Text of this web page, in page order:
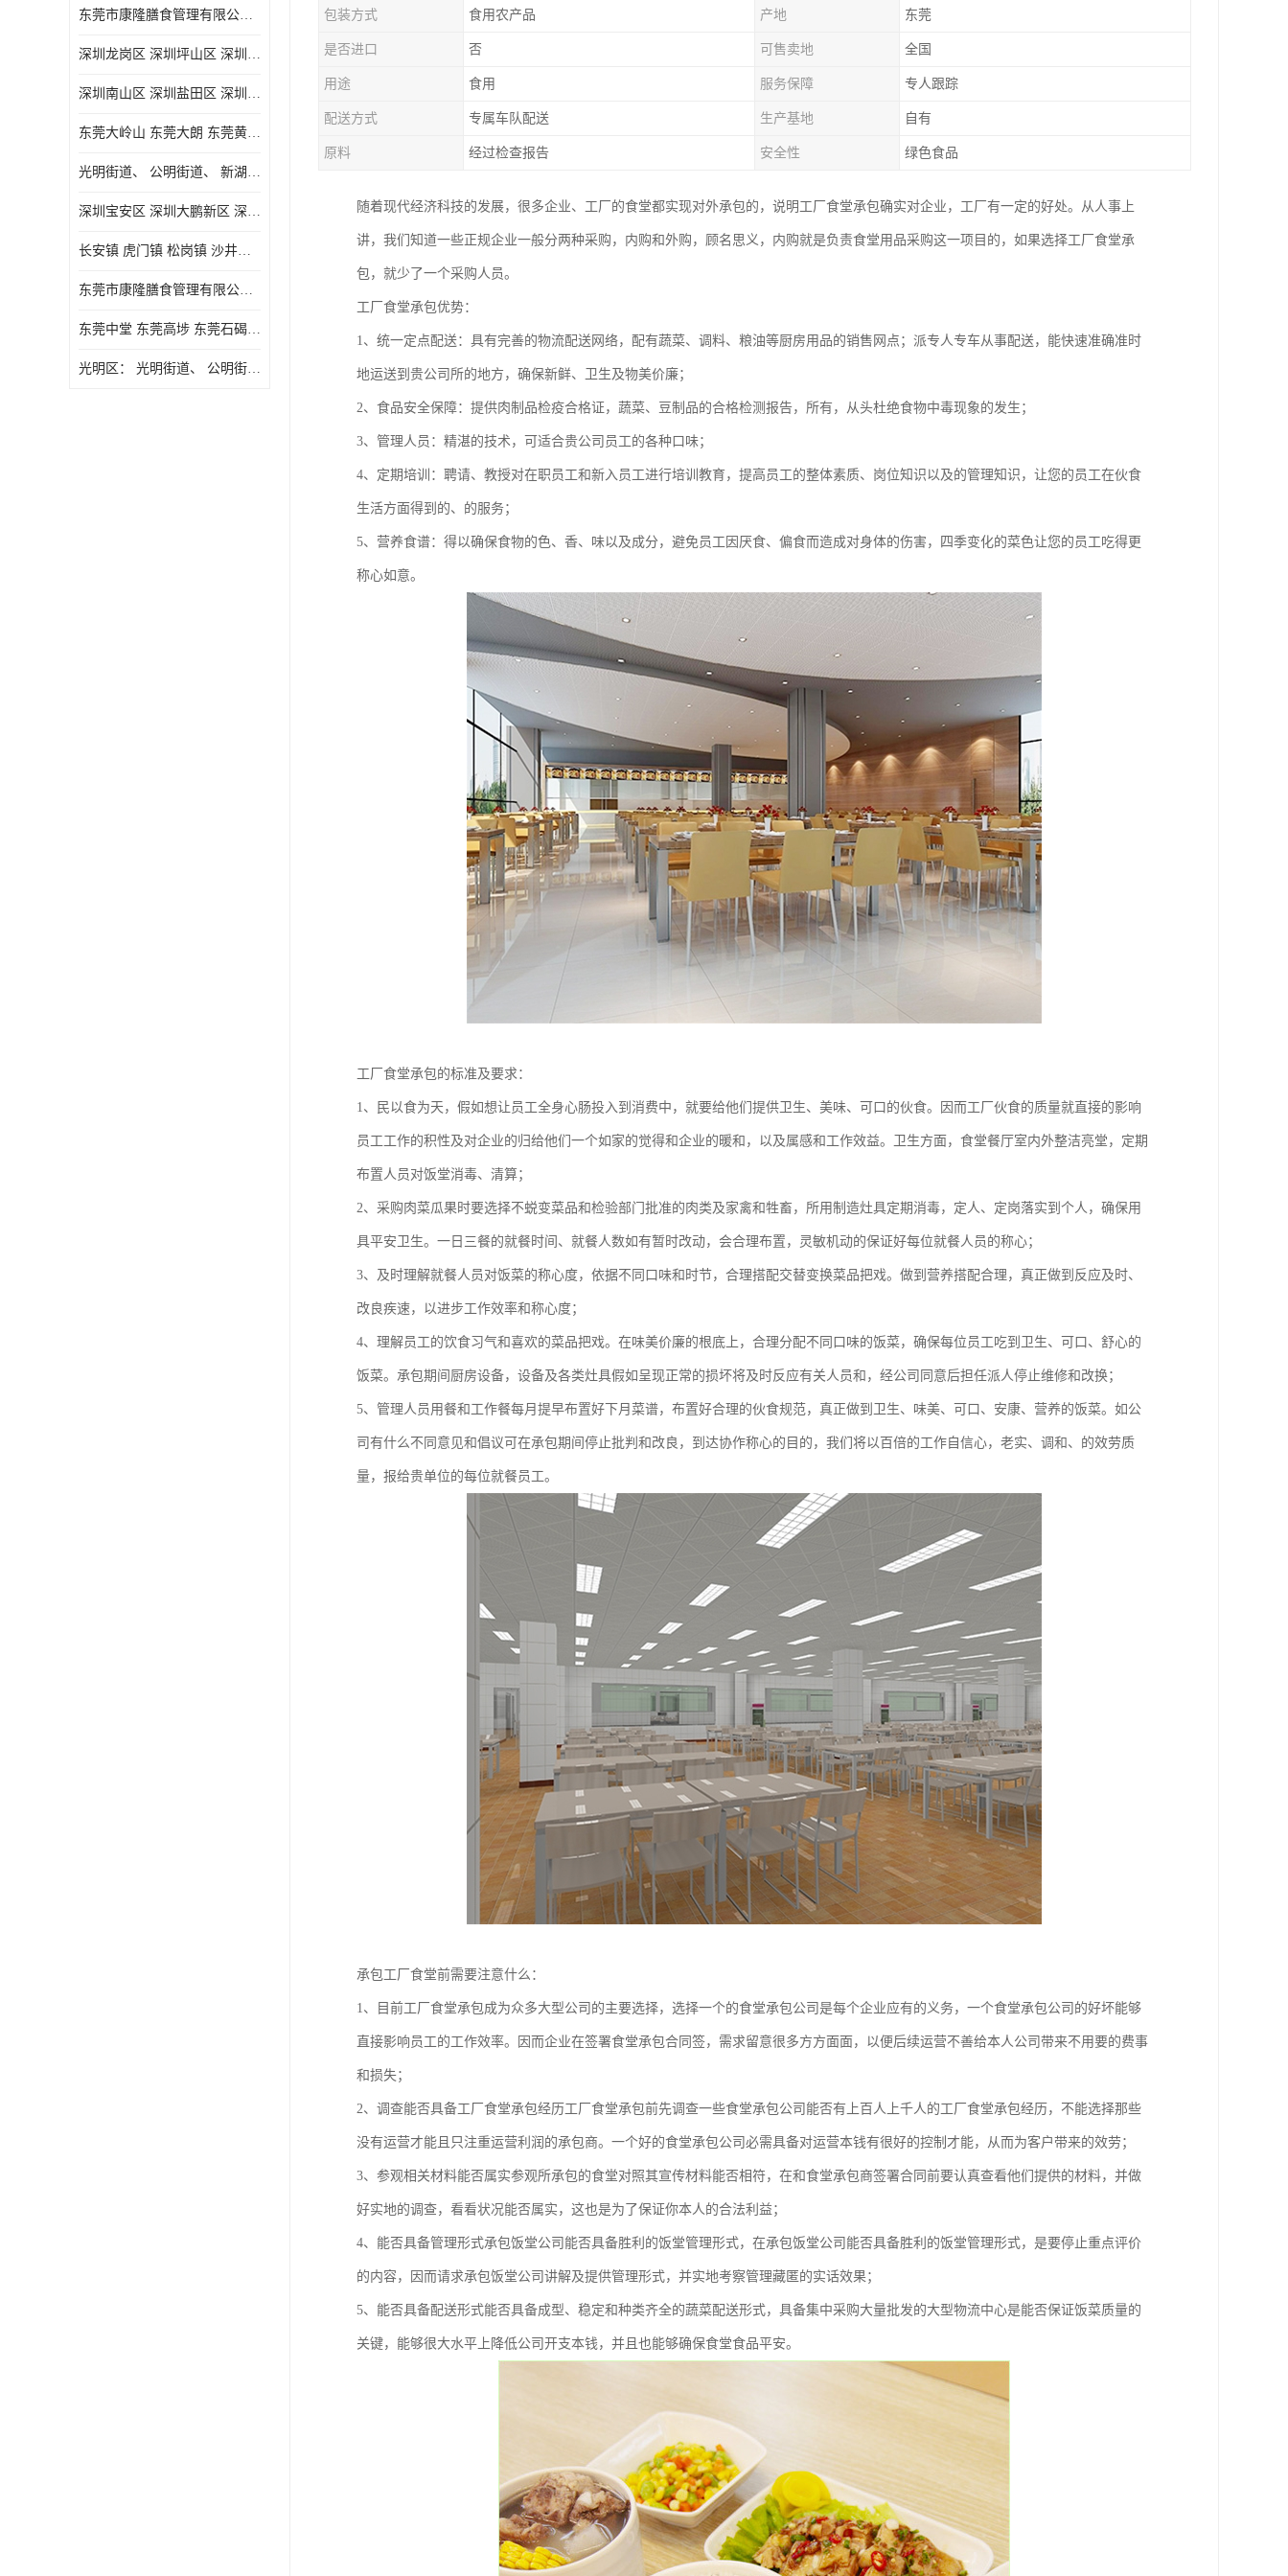
东莞市康隆膳食管理有限公司主要经营蔬菜配送 东莞食堂承包 光明蔬菜配送 深圳市食堂承包 深圳市蔬菜配送等业务 欢迎咨询了解
深圳龙岗区 深圳坪山区 深圳光明区 深圳龙华区
深圳南山区 深圳盐田区 深圳福田区 深圳罗湖区 深圳龙岗区
东莞大岭山 东莞大朗 东莞黄江 东莞樟木头 蔬菜配送
光明街道、 公明街道、 新湖街道、
深圳宝安区 深圳大鹏新区 深圳特别合作区
长安镇 虎门镇 松岗镇 沙井镇 公明镇 莞城街道 南城街道 东城街道 万江街道 石碣镇 石龙镇 茶山镇 石排镇 企石镇 横沥镇
东莞市康隆膳食管理有限公司 长安蔬菜配送 虎门蔬菜配送 大岭山蔬菜配送
东莞中堂 东莞高埗 东莞石碣 东莞望牛墩 东莞洪梅 东莞道滘 东莞石龙镇 东莞石排镇
光明区： 光明街道、 公明街道、 新湖街道、 凤凰街道、 玉塘街道、 马田街道
包装方式 食用农产品 产地 东莞
是否进口 否 可售卖地 全国
用途 食用 服务保障 专人跟踪
配送方式 专属车队配送 生产基地 自有
原料 经过检查报告 安全性 绿色食品
随着现代经济科技的发展，很多企业、工厂的食堂都实现对外承包的，说明工厂食堂承包确实对企业，工厂有一定的好处。从人事上
讲，我们知道一些正规企业一般分两种采购，内购和外购，顾名思义，内购就是负责食堂用品采购这一项目的，如果选择工厂食堂承
包，就少了一个采购人员。
工厂食堂承包优势：
1、统一定点配送：具有完善的物流配送网络，配有蔬菜、调料、粮油等厨房用品的销售网点；派专人专车从事配送，能快速准确准时
地运送到贵公司所的地方，确保新鲜、卫生及物美价廉；
2、食品安全保障：提供肉制品检疫合格证，蔬菜、豆制品的合格检测报告，所有，从头杜绝食物中毒现象的发生；
3、管理人员：精湛的技术，可适合贵公司员工的各种口味；
4、定期培训：聘请、教授对在职员工和新入员工进行培训教育，提高员工的整体素质、岗位知识以及的管理知识，让您的员工在伙食
生活方面得到的、的服务；
5、营养食谱：得以确保食物的色、香、味以及成分，避免员工因厌食、偏食而造成对身体的伤害，四季变化的菜色让您的员工吃得更
称心如意。
工厂食堂承包的标准及要求：
1、民以食为天，假如想让员工全身心肠投入到消费中，就要给他们提供卫生、美味、可口的伙食。因而工厂伙食的质量就直接的影响
员工工作的积性及对企业的归给他们一个如家的觉得和企业的暖和，以及属感和工作效益。卫生方面，食堂餐厅室内外整洁亮堂，定期
布置人员对饭堂消毒、清算；
2、采购肉菜瓜果时要选择不蜕变菜品和检验部门批准的肉类及家禽和牲畜，所用制造灶具定期消毒，定人、定岗落实到个人，确保用
具平安卫生。一日三餐的就餐时间、就餐人数如有暂时改动，会合理布置，灵敏机动的保证好每位就餐人员的称心；
3、及时理解就餐人员对饭菜的称心度，依据不同口味和时节，合理搭配交替变换菜品把戏。做到营养搭配合理，真正做到反应及时、
改良疾速，以进步工作效率和称心度；
4、理解员工的饮食习气和喜欢的菜品把戏。在味美价廉的根底上，合理分配不同口味的饭菜，确保每位员工吃到卫生、可口、舒心的
饭菜。承包期间厨房设备，设备及各类灶具假如呈现正常的损坏将及时反应有关人员和，经公司同意后担任派人停止维修和改换；
5、管理人员用餐和工作餐每月提早布置好下月菜谱，布置好合理的伙食规范，真正做到卫生、味美、可口、安康、营养的饭菜。如公
司有什么不同意见和倡议可在承包期间停止批判和改良，到达协作称心的目的，我们将以百倍的工作自信心，老实、调和、的效劳质
量，报给贵单位的每位就餐员工。
承包工厂食堂前需要注意什么：
1、目前工厂食堂承包成为众多大型公司的主要选择，选择一个的食堂承包公司是每个企业应有的义务，一个食堂承包公司的好坏能够
直接影响员工的工作效率。因而企业在签署食堂承包合同签，需求留意很多方方面面，以便后续运营不善给本人公司带来不用要的费事
和损失；
2、调查能否具备工厂食堂承包经历工厂食堂承包前先调查一些食堂承包公司能否有上百人上千人的工厂食堂承包经历，不能选择那些
没有运营才能且只注重运营利润的承包商。一个好的食堂承包公司必需具备对运营本钱有很好的控制才能，从而为客户带来的效劳；
3、参观相关材料能否属实参观所承包的食堂对照其宣传材料能否相符，在和食堂承包商签署合同前要认真查看他们提供的材料，并做
好实地的调查，看看状况能否属实，这也是为了保证你本人的合法利益；
4、能否具备管理形式承包饭堂公司能否具备胜利的饭堂管理形式，在承包饭堂公司能否具备胜利的饭堂管理形式，是要停止重点评价
的内容，因而请求承包饭堂公司讲解及提供管理形式，并实地考察管理藏匿的实话效果；
5、能否具备配送形式能否具备成型、稳定和种类齐全的蔬菜配送形式，具备集中采购大量批发的大型物流中心是能否保证饭菜质量的
关键，能够很大水平上降低公司开支本钱，并且也能够确保食堂食品平安。